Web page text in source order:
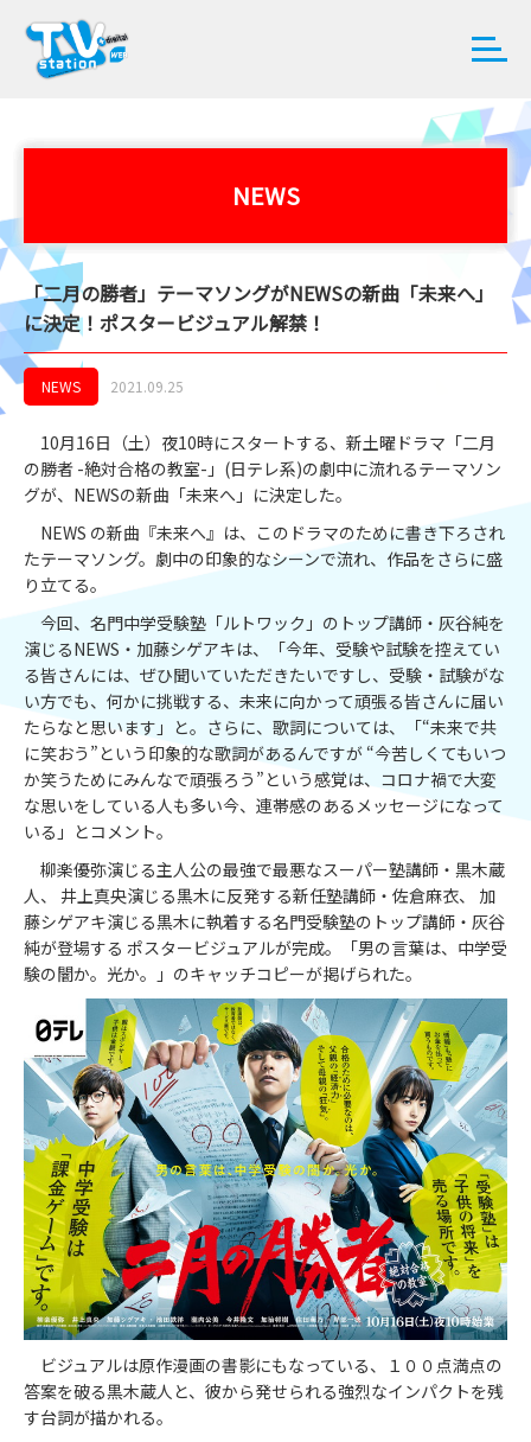
NEWS
「二月の勝者」テーマソングがNEWSの新曲「未来へ」
に決定！ポスタービジュアル解禁！
NEWS 2021.09.25
10月16日（土）夜10時にスタートする、新土曜ドラマ「二月
の勝者 -絶対合格の教室-」(日テレ系)の劇中に流れるテーマソン
グが、NEWSの新曲「未来へ」に決定した。
NEWS の新曲『未来へ』は、このドラマのために書き下ろされ
たテーマソング。劇中の印象的なシーンで流れ、作品をさらに盛
り立てる。
今回、名門中学受験塾「ルトワック」のトップ講師・灰谷純を
演じるNEWS・加藤シゲアキは、「今年、受験や試験を控えてい
る皆さんには、ぜひ聞いていただきたいですし、受験・試験がな
い方でも、何かに挑戦する、未来に向かって頑張る皆さんに届い
たらなと思います」と。さらに、歌詞については、「“未来で共
に笑おう”という印象的な歌詞があるんですが “今苦しくてもいつ
か笑うためにみんなで頑張ろう”という感覚は、コロナ禍で大変
な思いをしている人も多い今、連帯感のあるメッセージになって
いる」とコメント。
柳楽優弥演じる主人公の最強で最悪なスーパー塾講師・黒木蔵
人、 井上真央演じる黒木に反発する新任塾講師・佐倉麻衣、 加
藤シゲアキ演じる黒木に執着する名門受験塾のトップ講師・灰谷
純が登場する ポスタービジュアルが完成。「男の言葉は、中学受
験の闇か。光か。」のキャッチコピーが掲げられた。
ビジュアルは原作漫画の書影にもなっている、１００点満点の
答案を破る黒木蔵人と、彼から発せられる強烈なインパクトを残
す台詞が描かれる。